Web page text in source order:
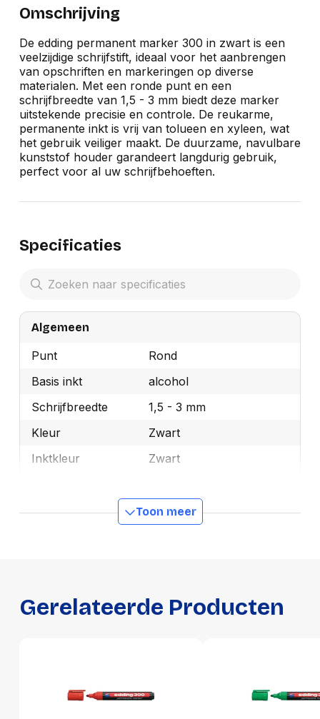
Omschrijving
De edding permanent marker 300 in zwart is een
veelzijdige schrijfstift, ideaal voor het aanbrengen
van opschriften en markeringen op diverse
materialen. Met een ronde punt en een
schrijfbreedte van 1,5 - 3 mm biedt deze marker
uitstekende precisie en controle. De reukarme,
permanente inkt is vrij van tolueen en xyleen, wat
het gebruik veiliger maakt. De duurzame, navulbare
kunststof houder garandeert langdurig gebruik,
perfect voor al uw schrijfbehoeften.
Specificaties
Algemeen
Punt
Rond
Basis inkt
alcohol
Schrijfbreedte
1,5 - 3 mm
Kleur
Zwart
Inktkleur
Zwart
OEMCode
3623001
GTIN
4004764390564
Breedte
21 mm
Toon meer
Gerelateerde Producten